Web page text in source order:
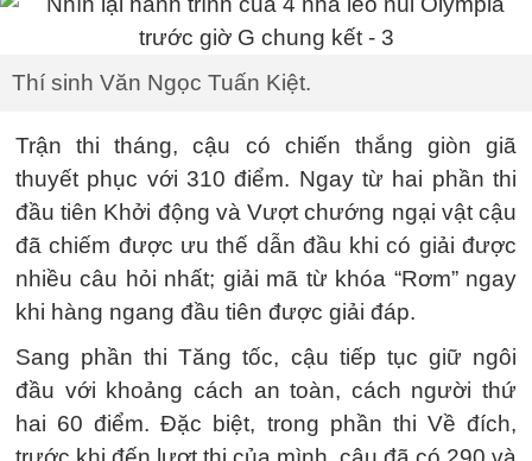
Thí sinh Văn Ngọc Tuấn Kiệt.
Trận thi tháng, cậu có chiến thắng giòn giã
thuyết phục với 310 điểm. Ngay từ hai phần thi
đầu tiên Khởi động và Vượt chướng ngại vật cậu
đã chiếm được ưu thế dẫn đầu khi có giải được
nhiều câu hỏi nhất; giải mã từ khóa “Rơm” ngay
khi hàng ngang đầu tiên được giải đáp.
Sang phần thi Tăng tốc, cậu tiếp tục giữ ngôi
đầu với khoảng cách an toàn, cách người thứ
hai 60 điểm. Đặc biệt, trong phần thi Về đích,